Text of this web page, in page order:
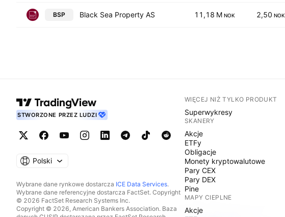
BSP Black Sea Property AS 11,18 M NOK 2,50 NOK
STWORZONE PRZEZ LUDZI
Polski
Wybrane dane rynkowe dostarcza ICE Data Services.
Wybrane dane referencyjne dostarcza FactSet. Copyright
© 2026 FactSet Research Systems Inc.
Copyright © 2026, American Bankers Association. Baza
WIĘCEJ NIŻ TYLKO PRODUKT
Superwykresy
SKANERY
Akcje
ETFy
Obligacje
Monety kryptowalutowe
Pary CEX
Pary DEX
Pine
MAPY CIEPLNE
Akcje